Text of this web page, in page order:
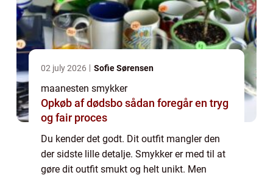
02 july 2026 Sofie Sørensen
maanesten smykker
Opkøb af dødsbo sådan foregår en tryg
og fair proces
Du kender det godt. Dit outfit mangler den
der sidste lille detalje. Smykker er med til at
gøre dit outfit smukt og helt unikt. Men